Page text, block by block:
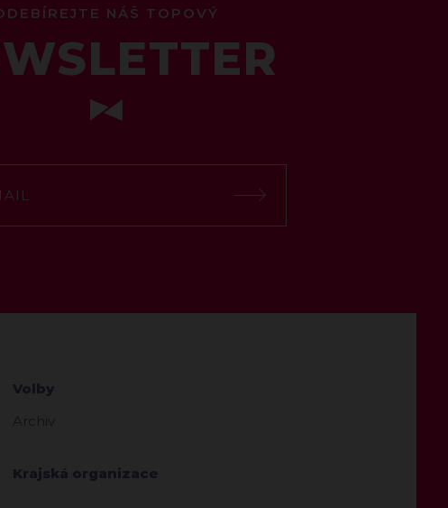
NÁŠ TOPOVÝ
Volby
Archiv
Krajská organizace